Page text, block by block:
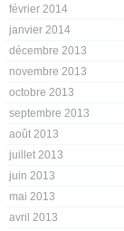
février 2014
janvier 2014
décembre 2013
novembre 2013
octobre 2013
septembre 2013
août 2013
juillet 2013
juin 2013
mai 2013
avril 2013